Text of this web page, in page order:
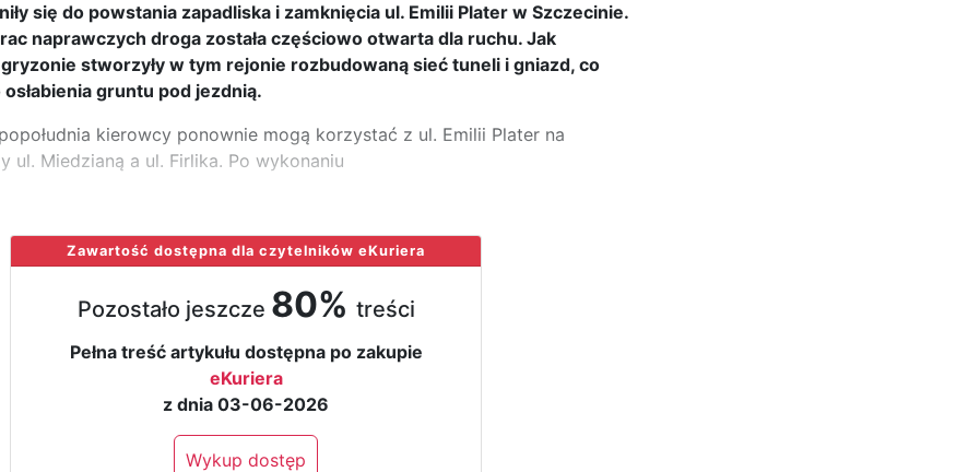
się do powstania zapadliska i zamknięcia ul. Emilii Plater w Szczecinie.
naprawczych droga została częściowo otwarta dla ruchu. Jak
stworzyły w tym rejonie rozbudowaną sieć tuneli i gniazd, co
gruntu pod jezdnią.
kierowcy ponownie mogą korzystać z ul. Emilii Plater na
ul. Miedzianą a ul. Firlika. Po wykonaniu
Zawartość dostępna dla czytelników eKuriera
Pozostało jeszcze 80% treści
Pełna treść artykułu dostępna po zakupie
eKuriera
z dnia 03-06-2026
Wykup dostęp